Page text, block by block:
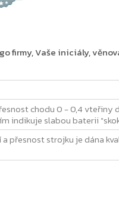
firmy, Vaše iniciály,
chodu 0 - 0,4 vteřiny
indikuje slabou baterii
přesnost strojku je dána